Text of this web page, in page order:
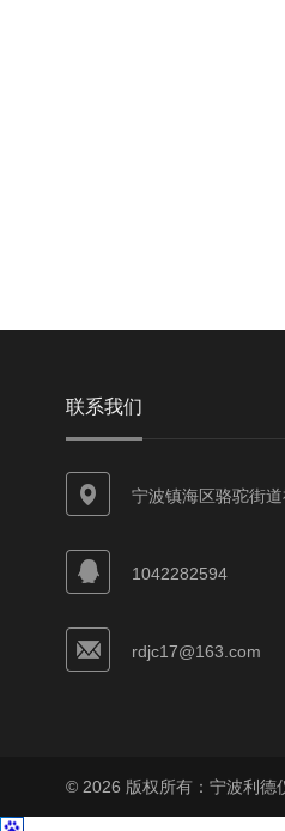
联系我们
宁波镇海区骆驼街
1042282594
rdjc17@163.com
© 2026 版权所有：宁波利